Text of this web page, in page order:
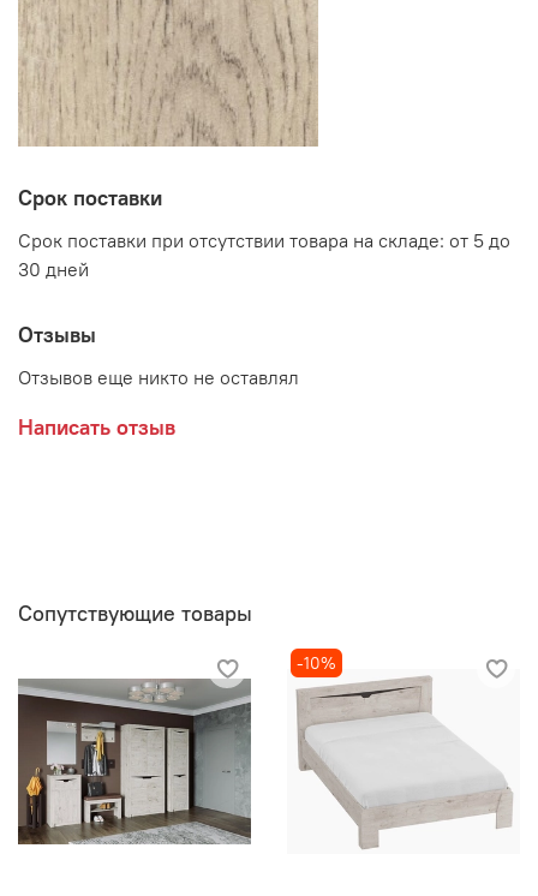
Срок поставки
Срок поставки при отсутствии товара на складе: от 5 до
30 дней
Отзывы
Отзывов еще никто не оставлял
Написать отзыв
Сопутствующие товары
-10%